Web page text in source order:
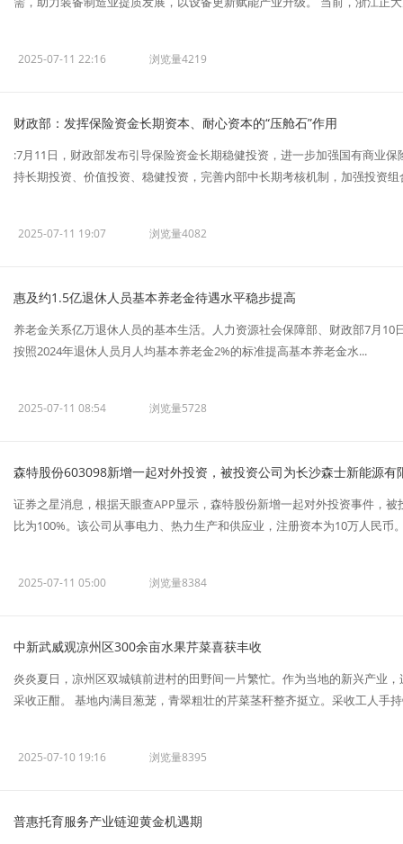
2025-07-11 22:16 浏览量4219
财政部：发挥保险资金长期资本、耐心资本的“压舱石”作用
:7月11日，财政部发布引导保险资金长期稳健投资，进一步加强国有商业
持长期投资、价值投资、稳健投资，完善内部中长期考核机制，加强投资组
2025-07-11 19:07 浏览量4082
惠及约1.5亿退休人员基本养老金待遇水平稳步提高
养老金关系亿万退休人员的基本生活。人力资源社会保障部、财政部7月
按照2024年退休人员月人均基本养老金2%的标准提高基本养老金水...
2025-07-11 08:54 浏览量5728
森特股份603098新增一起对外投资，被投资公司为长沙森士新能源有
证券之星消息，根据天眼查APP显示，森特股份新增一起对外投资事件，
比为100%。该公司从事电力、热力生产和供应业，注册资本为10万人民币
2025-07-11 05:00 浏览量8384
中新武威观凉州区300余亩水果芹菜喜获丰收
炎炎夏日，凉州区双城镇前进村的田野间一片繁忙。作为当地的新兴产业
采收正酣。 基地内满目葱茏，青翠粗壮的芹菜茎秆整齐挺立。采收工人手
2025-07-10 19:16 浏览量8395
普惠托育服务产业链迎黄金机遇期